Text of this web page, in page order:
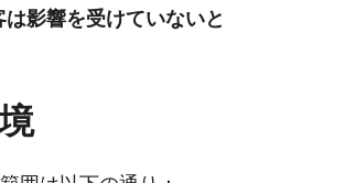
影響を受けていないと